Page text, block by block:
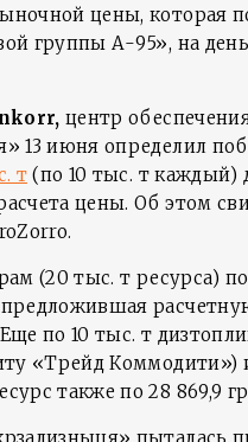
цены, которая
группы А-95», на
,центр
13 июня определил
т(по 10 тыс. т каждый)
цены. Об этом
(20 тыс. т ресурса)
по 10 тыс. т
«Трейд Коммодити»)
также по 28 869,9